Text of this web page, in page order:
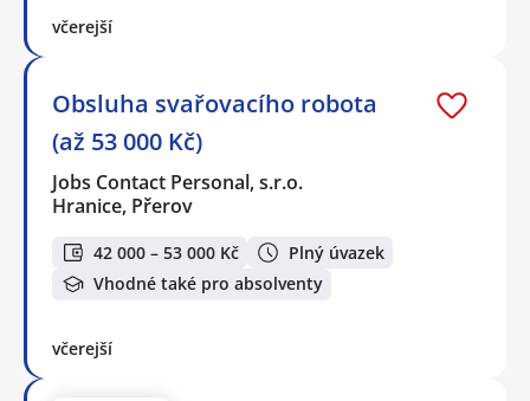
včerejší
Obsluha svařovacího robota
(až 53 000 Kč)
Jobs Contact Personal, s.r.o.
Hranice, Přerov
42 000 – 53 000 Kč
Plný úvazek
Vhodné také pro absolventy
včerejší